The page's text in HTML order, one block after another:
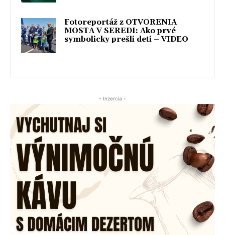
Fotoreportáž z OTVORENIA
MOSTA V SEREDI: Ako prvé
symbolicky prešli deti – VIDEO
- Inzercia -